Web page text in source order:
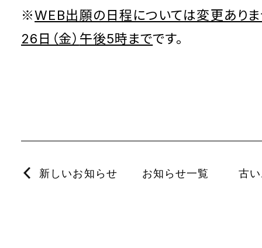
※WEB出願の日程については変更あり
26日（金） 午後5時までです。
新しいお知らせ お知らせ一覧 古